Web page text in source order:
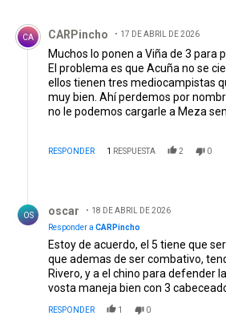
Comentario de CARPincho.
CA CARPincho 17 DE ABRIL DE 2026
Muchos lo ponen a Viña de 3 para
El problema es que Acuña no se
ellos tienen tres mediocampistas
muy bien. Ahí perdemos por
no le podemos cargarle a Meza
responsabilidad en un
del plantel y el error del Chacho en
Quizás sea un disparate pero no
cualquiera de los pibes. Qué se yo,
problemas y ya me veo que
RESPONDER 1 RESPUESTA 2 0
OS oscar
18 DE ABRIL DE 2026
Responder a CARPincho
Estoy de acuerdo, el 5 tiene que
que ademas de ser combativo,
Rivero, y a el chino para defender
vosta maneja bien con 3
RESPONDER 1 0